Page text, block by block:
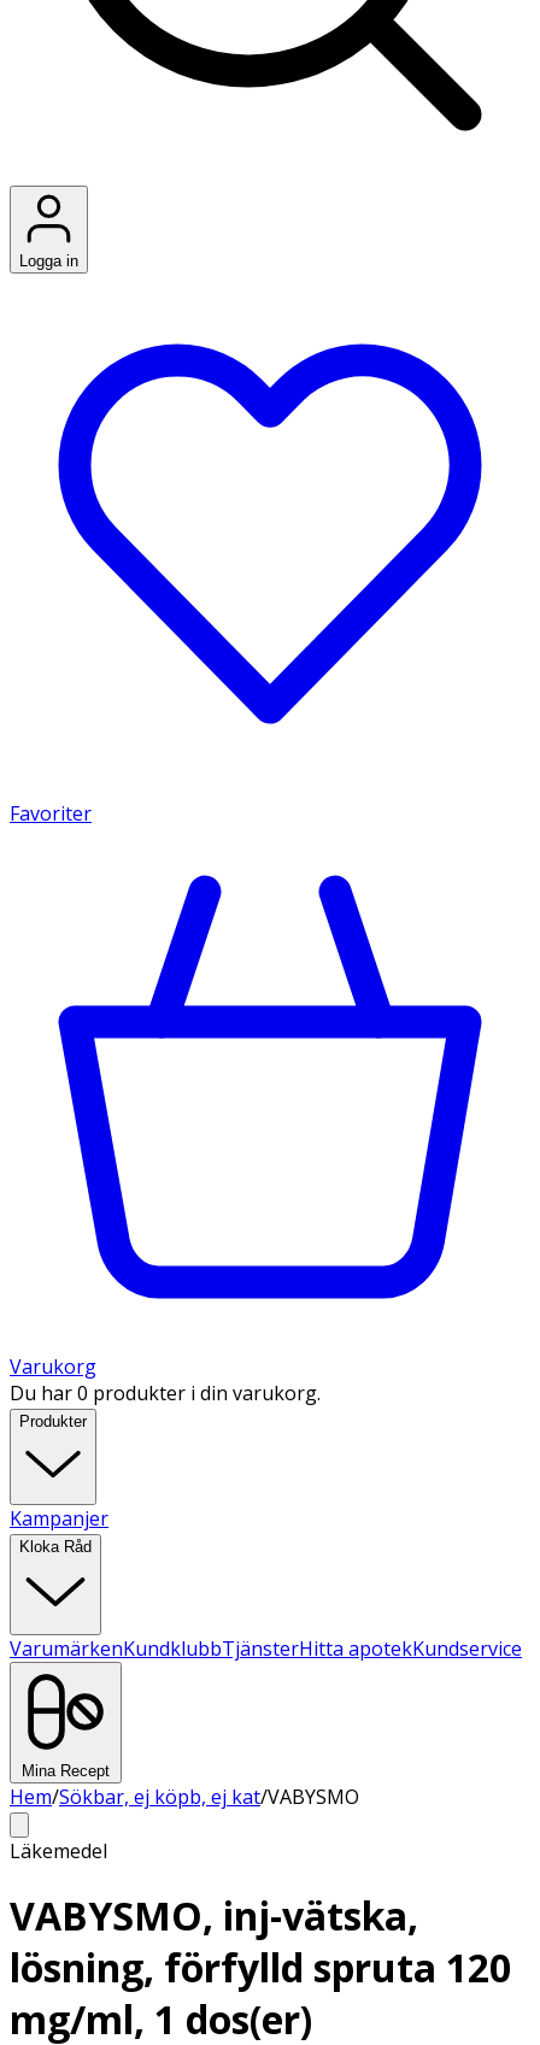
Logga in
Favoriter
Varukorg
Du har 0 produkter i din varukorg.
Produkter
Kampanjer
Kloka Råd
VarumärkenKundklubbTjänsterHitta apotekKundservice
Mina Recept
Hem/Sökbar, ej köpb, ej kat/VABYSMO
Läkemedel
VABYSMO, inj-vätska,
lösning, förfylld spruta 120
mg/ml, 1 dos(er)